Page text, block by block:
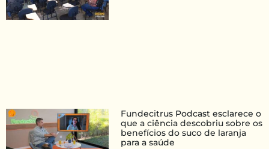
Fundecitrus Podcast esclarece o
que a ciência descobriu sobre os
benefícios do suco de laranja
para a saúde